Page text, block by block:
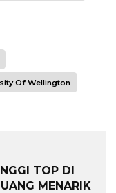
Of Wellington
TOP DI
MENARIK